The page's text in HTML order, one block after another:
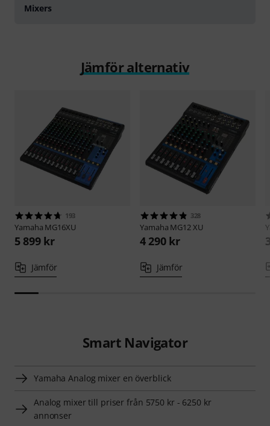
Mixers
Jämför alternativ
193
Yamaha MG16XU
5 899 kr
Jämför
328
Yamaha MG12 XU
4 290 kr
Jämför
Smart Navigator
Yamaha Analog mixer en överblick
Analog mixer till priser från 5750 kr - 6250 kr
annonser